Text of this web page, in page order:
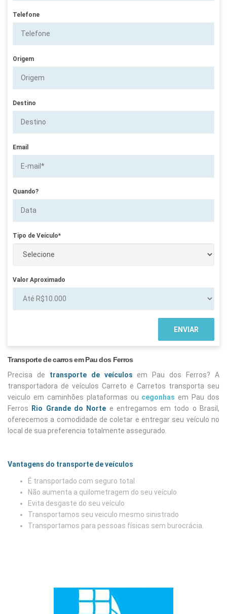
Telefone
Origem
Destino
Email
Quando?
Tipo de Veículo*
Valor Aproximado
Transporte de carros em Pau dos Ferros
Precisa de transporte de veículos em Pau dos Ferros? A
transportadora de veículos Carreto e Carretos transporta seu
veiculo em caminhões plataformas ou cegonhas em Pau dos
Ferros
Rio Grande do Norte e entregamos em todo o Brasil,
oferecemos a comodidade de coletar e entregar seu veículo no
local de sua preferencia totalmente assegurado.
Vantagens do transporte de veículos
É transportado com seguro total
Não aumenta a quilometragem do seu veículo
Evita desgaste do seu veículo
Transportamos seu veiculo mesmo sinistrado
Transportamos para pessoas físicas sem burocrácia.